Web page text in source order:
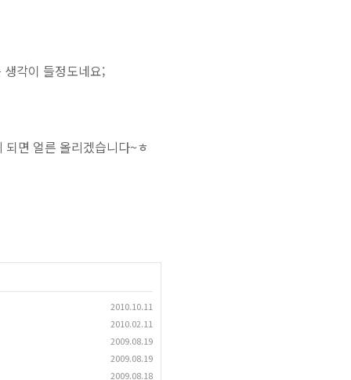
각이 들정도네요;
면 얼른 올리겠습니다~ㅎ
2010.10.11
2010.02.11
2009.08.19
2009.08.19
2009.08.18